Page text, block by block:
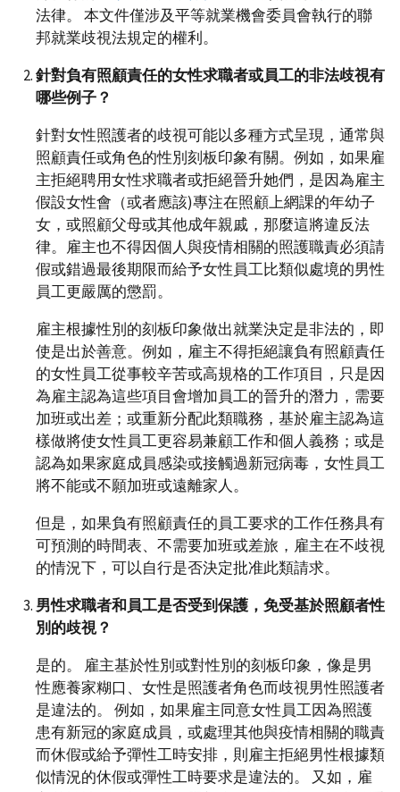
法律。 本文件僅涉及平等就業機會委員會執行的聯
邦就業歧視法規定的權利。
針對負有照顧責任的女性求職者或員工的非法歧視有
哪些例子？
針對女性照護者的歧視可能以多種方式呈現，通常與
照顧責任或角色的性別刻板印象有關。例如，如果雇
主拒絕聘用女性求職者或拒絕晉升她們，是因為雇主
假設女性會（或者應該)專注在照顧上網課的年幼子
女，或照顧父母或其他成年親戚，那麼這將違反法
律。雇主也不得因個人與疫情相關的照護職責必須請
假或錯過最後期限而給予女性員工比類似處境的男性
員工更嚴厲的懲罰。
雇主根據性別的刻板印象做出就業決定是非法的，即
使是出於善意。例如，雇主不得拒絕讓負有照顧責任
的女性員工從事較辛苦或高規格的工作項目，只是因
為雇主認為這些項目會增加員工的晉升的潛力，需要
加班或出差；或重新分配此類職務，基於雇主認為這
樣做將使女性員工更容易兼顧工作和個人義務；或是
認為如果家庭成員感染或接觸過新冠病毒，女性員工
將不能或不願加班或遠離家人。
但是，如果負有照顧責任的員工要求的工作任務具有
可預測的時間表、不需要加班或差旅，雇主在不歧視
的情況下，可以自行是否決定批准此類請求。
男性求職者和員工是否受到保護 ，免受基於照顧者性
別的歧視？
是的。 雇主基於性別或對性別的刻板印象，像是男
性應養家糊口、女性是照護者角色而歧視男性照護者
是違法的。 例如，如果雇主同意女性員工因為照護
患有新冠的家庭成員，或處理其他與疫情相關的職責
而休假或給予彈性工時安排，則雇主拒絕男性根據類
似情況的休假或彈性工時要求是違法的。 又如，雇